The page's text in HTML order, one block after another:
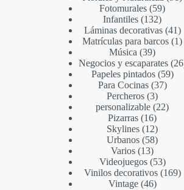
Fotomurales 59
Infantiles 132
Láminas decorativas 41
Matrículas para barcos 1
Música 39
Negocios y escaparates 26
Papeles pintados 59
Para Cocinas 37
Percheros 3
personalizable 22
Pizarras 16
Skylines 12
Urbanos 58
Varios 13
Videojuegos 53
Vinilos decorativos 169
Vintage 46